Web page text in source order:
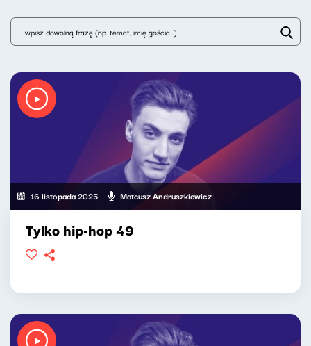
16 listopada 2025 Mateusz Andruszkiewicz
Tylko hip-hop 49